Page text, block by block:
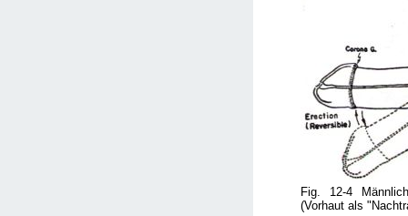
Fig. 12-4
(Vorhaut als